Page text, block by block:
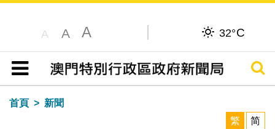
A A A 32°C
目錄
搜尋
首頁
新聞
繁
简